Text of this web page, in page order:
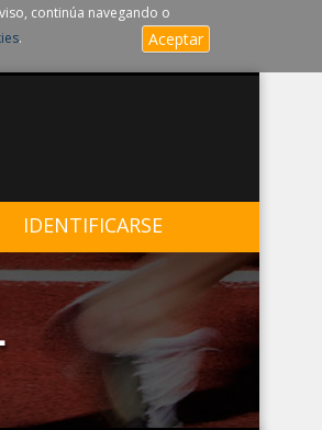
continúa navegando o
. Aceptar
IDENTIFICARSE